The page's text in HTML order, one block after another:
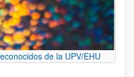
de la UPV/EHU